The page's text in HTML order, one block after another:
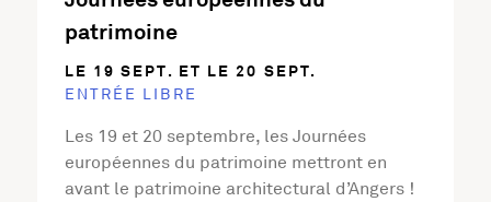
patrimoine
LE 19 SEPT. ET LE 20 SEPT.
ENTRÉE LIBRE
Les 19 et 20 septembre, les Journées
européennes du patrimoine mettront en
avant le patrimoine architectural d’Angers !